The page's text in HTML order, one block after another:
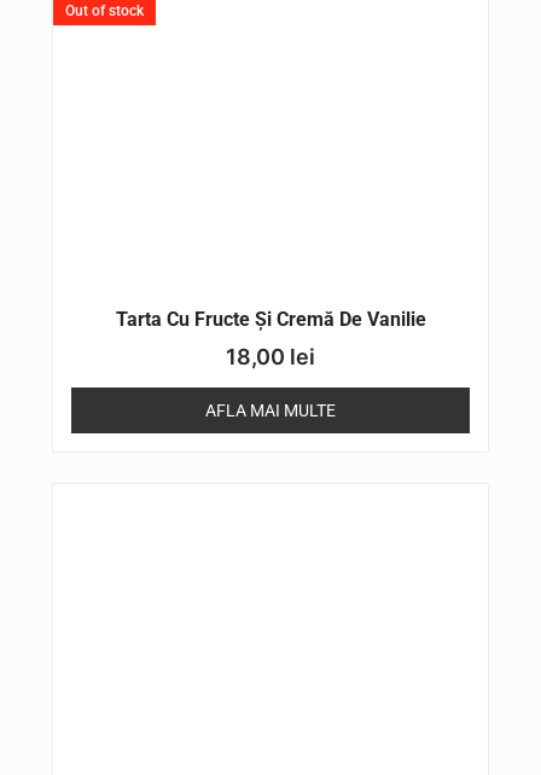
Tarta Cu Fructe Și Cremă De Vanilie
Out of stock
18,00 lei
AFLA MAI MULTE